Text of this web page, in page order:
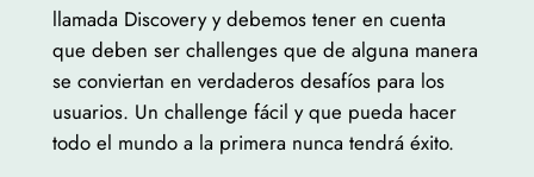
llamada Discovery y debemos tener en cuenta
que deben ser challenges que de alguna manera
se conviertan en verdaderos desafíos para los
usuarios. Un challenge fácil y que pueda hacer
todo el mundo a la primera nunca tendrá éxito.